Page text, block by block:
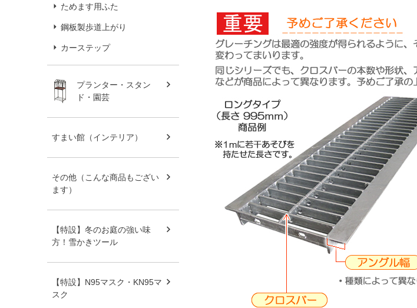
ためます用ふた
鋼板製歩道上がり
カーステップ
プランター・スタン
ド・園芸
すまい館（インテリア）
その他（こんな商品もござい
ます）
【特設】冬のお庭の強い味
方！雪かきツール
【特設】N95マスク・KN95マ
スク